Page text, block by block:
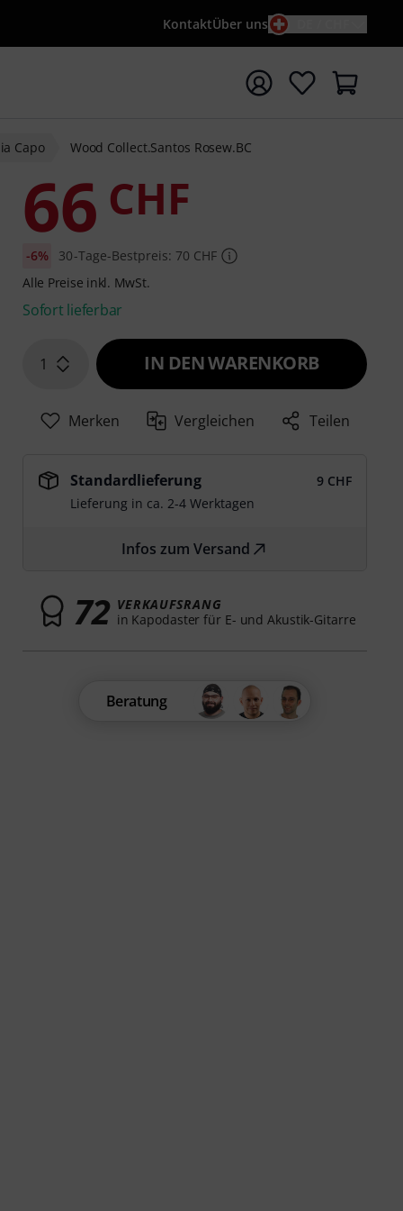
KontaktÜber uns
mit Suchwort {searchTerm} starten
Capo Wood Collect.Santos Rosew.BC
66 CHF
-6%
30-Tage-Bestpreis: 70 CHF
Alle Preise inkl. MwSt.
Sofort lieferbar
1 IN DEN WARENKORB
Merken Vergleichen Teilen
Standardlieferung
9 CHF
Lieferung in ca. 2-4 Werktagen
Infos zum Versand
72 VERKAUFSRANG
in Kapodaster für E- und Akustik-Gitarre
Beratung